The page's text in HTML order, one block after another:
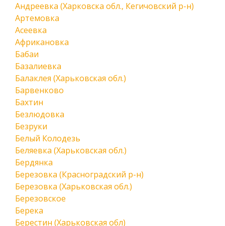
Андреевка (Харковска обл., Кегичовский р-н)
Артемовка
Асеевка
Африкановка
Бабаи
Базалиевка
Балаклея (Харьковская обл.)
Барвенково
Бахтин
Безлюдовка
Безруки
Белый Колодезь
Беляевка (Харьковская обл.)
Бердянка
Березовка (Красноградский р-н)
Березовка (Харьковская обл.)
Березовское
Берека
Берестин (Харьковская обл)